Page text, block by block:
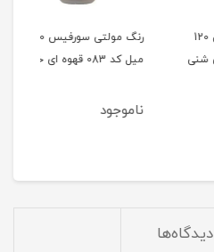
رنگ مولتی سورفیس 120
ناموجود
دیدگاه‌ها